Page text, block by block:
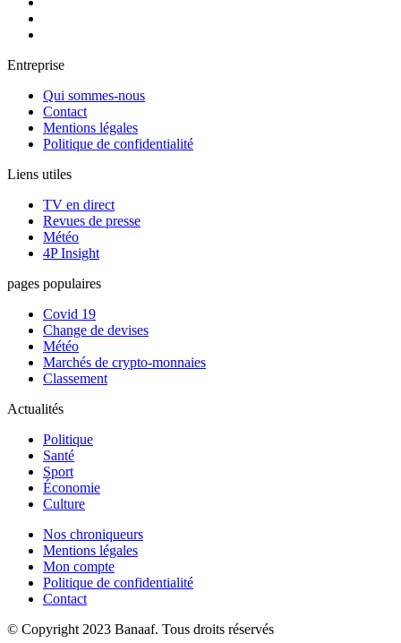
Entreprise
Qui sommes-nous
Contact
Mentions légales
Politique de confidentialité
Liens utiles
TV en direct
Revues de presse
Météo
4P Insight
pages populaires
Covid 19
Change de devises
Météo
Marchés de crypto-monnaies
Classement
Actualités
Politique
Santé
Sport
Économie
Culture
Nos chroniqueurs
Mentions légales
Mon compte
Politique de confidentialité
Contact
© Copyright 2023 Banaaf. Tous droits réservés